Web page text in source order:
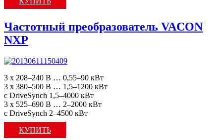
Частотный преобразователь VACON
NXP
3 x 208–240 В … 0,55–90 кВт
3 x 380–500 В … 1,5–1200 кВт
с DriveSynch 1,5–4000 кВт
3 x 525–690 В … 2–2000 кВт
с DriveSynch 2–4500 кВт
КУПИТЬ